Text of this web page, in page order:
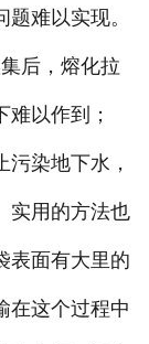
难以实现。
后，熔化拉
以作到；
染地下水，
实用的方法也
表面有大里的
在这个过程中